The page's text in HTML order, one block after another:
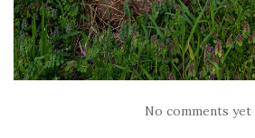
No comments yet